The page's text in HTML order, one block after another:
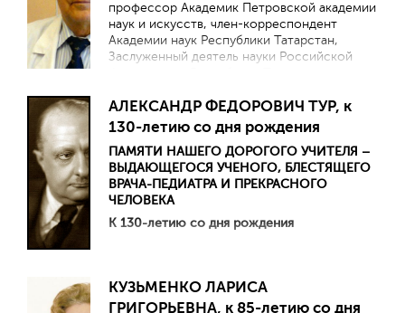
профессор Академик Петровской академии
наук и искусств, член-корреспондент
Академии наук Республики Татарстан,
Заслуженный деятель науки Российской
Г.Н. Сперанского Российской медицинской
академии непрерывного
профессионального образования (Москва).
АЛЕКСАНДР ФЕДОРОВИЧ ТУР, к
130-летию со дня рождения
ПАМЯТИ НАШЕГО ДОРОГОГО УЧИТЕЛЯ –
ВЫДАЮЩЕГОСЯ УЧЕНОГО, БЛЕСТЯЩЕГО
ВРАЧА-ПЕДИАТРА И ПРЕКРАСНОГО
ЧЕЛОВЕКА
К 130-летию со дня рождения
КУЗЬМЕНКО ЛАРИСА
ГРИГОРЬЕВНА, к 85-летию со дня